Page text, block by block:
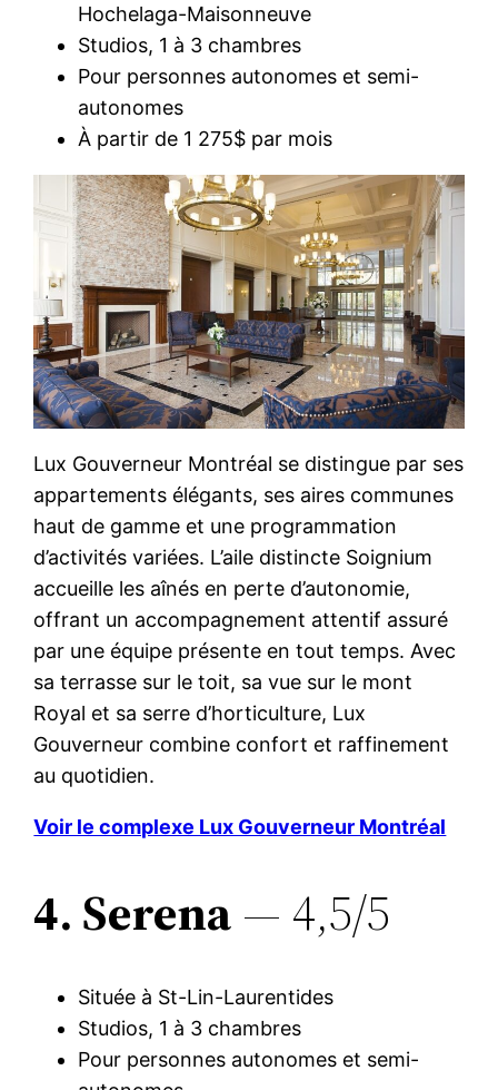
Hochelaga-Maisonneuve
Studios, 1 à 3 chambres
Pour personnes autonomes et semi-
autonomes
À partir de 1 275$ par mois
Lux Gouverneur Montréal se distingue par ses
appartements élégants, ses aires communes
haut de gamme et une programmation
d’activités variées. L’aile distincte Soignium
accueille les aînés en perte d’autonomie,
offrant un accompagnement attentif assuré
par une équipe présente en tout temps. Avec
sa terrasse sur le toit, sa vue sur le mont
Royal et sa serre d’horticulture, Lux
Gouverneur combine confort et raffinement
au quotidien.
Voir le complexe Lux Gouverneur Montréal
4. Serena— 4,5/5
Située à St-Lin-Laurentides
Studios, 1 à 3 chambres
Pour personnes autonomes et semi-